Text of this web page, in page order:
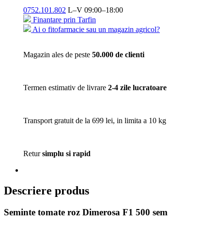
0752.101.802 L–V 09:00–18:00
Finantare prin Tarfin
Ai o fitofarmacie sau un magazin agricol?
Magazin ales de peste 50.000 de clienti
Termen estimativ de livrare 2-4 zile lucratoare
Transport gratuit de la 699 lei, in limita a 10 kg
Retursimplu si rapid
Descriere produs
Seminte tomate roz Dimerosa F1 500 sem